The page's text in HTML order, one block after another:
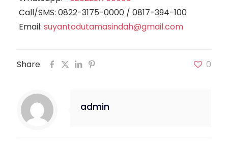
Call/SMS: 0822-3175-0000/ 0817-394-100
Email: suyantodutamasindah@gmail.com
Share 0
admin